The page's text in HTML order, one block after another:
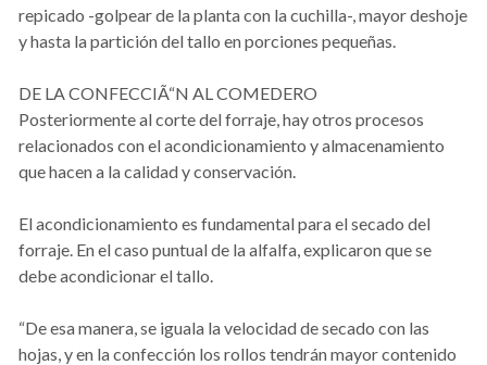
repicado -golpear de la planta con la cuchilla-, mayor deshoje
y hasta la partición del tallo en porciones pequeñas.
DE LA CONFECCIÃ“N AL COMEDERO
Posteriormente al corte del forraje, hay otros procesos
relacionados con el acondicionamiento y almacenamiento
que hacen a la calidad y conservación.
El acondicionamiento es fundamental para el secado del
forraje. En el caso puntual de la alfalfa, explicaron que se
debe acondicionar el tallo.
“De esa manera, se iguala la velocidad de secado con las
hojas, y en la confección los rollos tendrán mayor contenido